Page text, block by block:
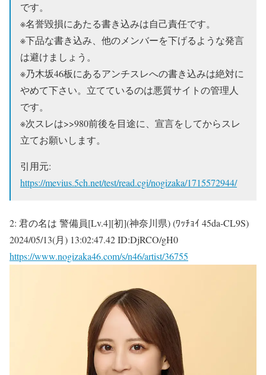
です。
※名誉毀損にあたる書き込みは自己責任です。
※下品な書き込み、他のメンバーを下げるような発言
は避けましょう。
※乃木坂46板にあるアンチスレへの書き込みは絶対に
やめて下さい。立てているのは悪質サイトの管理人
です。
※次スレは>>980前後を目途に、宣言をしてからスレ
立てお願いします。
引用元:
https://mevius.5ch.net/test/read.cgi/nogizaka/1715572944/
2: 君の名は 警備員[Lv.4][初](神奈川県) (ﾜｯﾁｮｲ 45da-CL9S)
2024/05/13(月) 13:02:47.42 ID:DjRCO/gH0
https://www.nogizaka46.com/s/n46/artist/36755